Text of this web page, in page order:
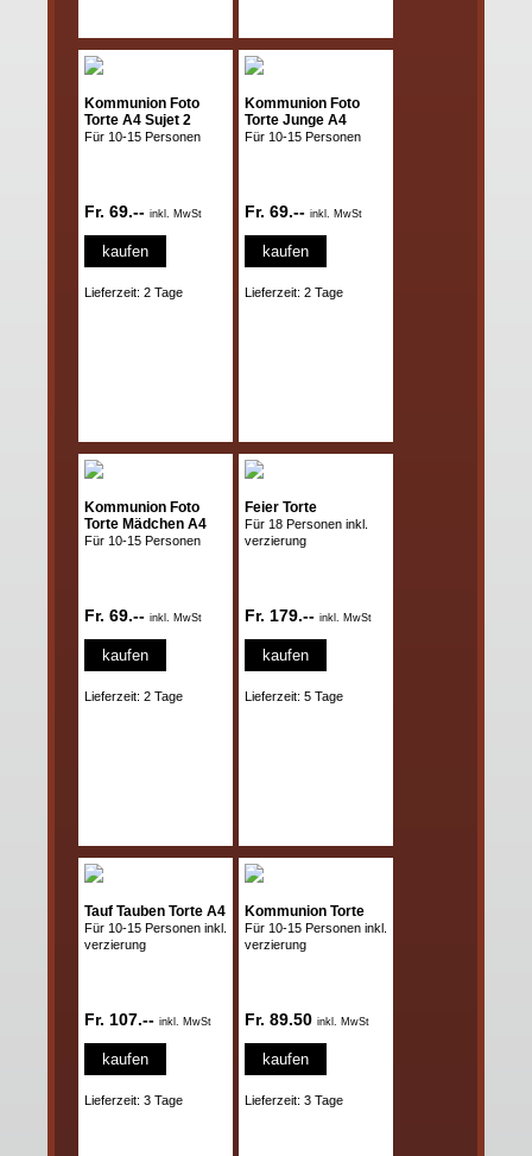
Kommunion Foto
Torte A4 Sujet 2
Für 10-15 Personen
Fr. 69.-- inkl. MwSt
kaufen
Lieferzeit: 2 Tage
Kommunion Foto
Torte Junge A4
Für 10-15 Personen
Fr. 69.-- inkl. MwSt
kaufen
Lieferzeit: 2 Tage
Kommunion Foto
Torte Mädchen A4
Für 10-15 Personen
Fr. 69.-- inkl. MwSt
kaufen
Lieferzeit: 2 Tage
Feier Torte
Für 18 Personen inkl.
verzierung
Fr. 179.-- inkl. MwSt
kaufen
Lieferzeit: 5 Tage
Tauf Tauben Torte A4
Für 10-15 Personen inkl.
verzierung
Fr. 107.-- inkl. MwSt
kaufen
Lieferzeit: 3 Tage
Kommunion Torte
Für 10-15 Personen inkl.
verzierung
Fr. 89.50 inkl. MwSt
kaufen
Lieferzeit: 3 Tage